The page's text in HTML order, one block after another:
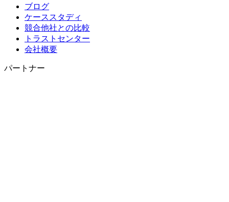
ブログ
ケーススタディ
競合他社との比較
トラストセンター
会社概要
パートナー